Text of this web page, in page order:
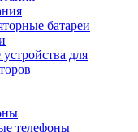
батареи
для
телефоны